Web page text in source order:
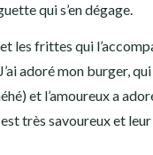
qui s’en dégage.
les frittes qui
adoré mon burger,
et l’amoureux a
très savoureux et leur